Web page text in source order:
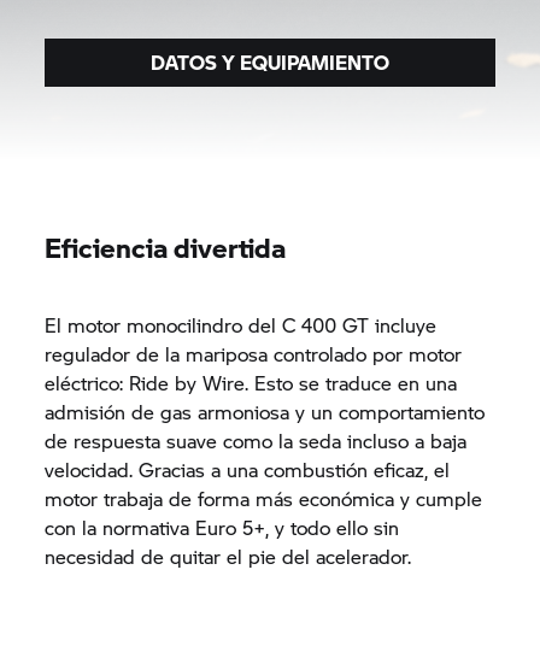
DATOS Y EQUIPAMIENTO
Eficiencia divertida
El motor monocilindro delC 400 GT incluye
regulador de la mariposa controlado por motor
eléctrico: Ride by Wire. Esto se traduce en una
admisión de gas armoniosa y un comportamiento
de respuesta suave como la seda incluso a baja
velocidad. Gracias a una combustión eficaz, el
motor trabaja de forma más económica y cumple
con la normativa Euro 5+, y todo ello sin
necesidad de quitar el pie del acelerador.